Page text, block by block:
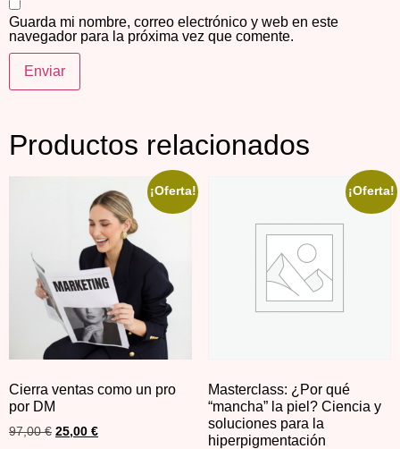
Guarda mi nombre, correo electrónico y web en este
navegador para la próxima vez que comente.
Productos relacionados
¡Oferta!
Cierra ventas como un pro
por DM
97,00€ 25,00 €
¡Oferta!
Masterclass: ¿Por qué
“mancha” la piel? Ciencia y
soluciones para la
hiperpigmentación